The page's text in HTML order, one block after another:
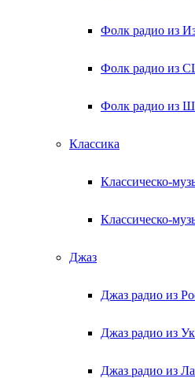
Фолк радио из
Фолк радио из
Фолк радио из
Классика
Классическо-
Классическо-
Джаз
Джаз радио из
Джаз радио из
Джаз радио из